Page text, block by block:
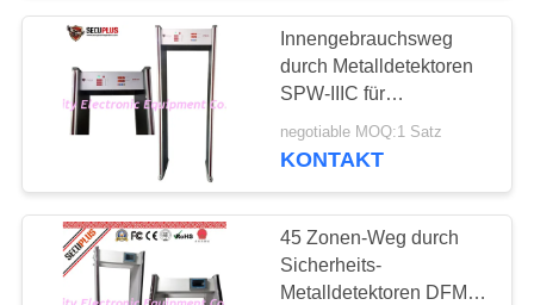
Innengebrauchsweg
durch Metalldetektoren
SPW-IIIC für
Krankenhaus-/Bank-/
negotiable MOQ:1 Satz
KONTAKT
45 Zonen-Weg durch
Sicherheits-
Metalldetektoren DFMD